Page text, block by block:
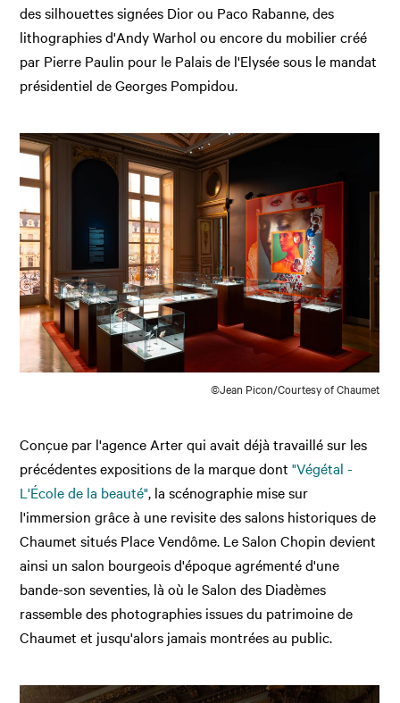
des silhouettes signées Dior ou Paco Rabanne, des
lithographies d'Andy Warhol ou encore du mobilier créé
par Pierre Paulin pour le Palais de l'Elysée sous le mandat
présidentiel de Georges Pompidou.
©Jean Picon/Courtesy of Chaumet
Conçue par l'agence Arter qui avait déjà travaillé sur les
précédentes expositions de la marque dont"Végétal -
L'École de la beauté", la scénographie mise sur
l'immersion grâce à une revisite des salons historiques de
Chaumet situés Place Vendôme. Le Salon Chopin devient
ainsi un salon bourgeois d'époque agrémenté d'une
bande-son seventies, là où le Salon des Diadèmes
rassemble des photographies issues du patrimoine de
Chaumet et jusqu'alors jamais montrées au public.